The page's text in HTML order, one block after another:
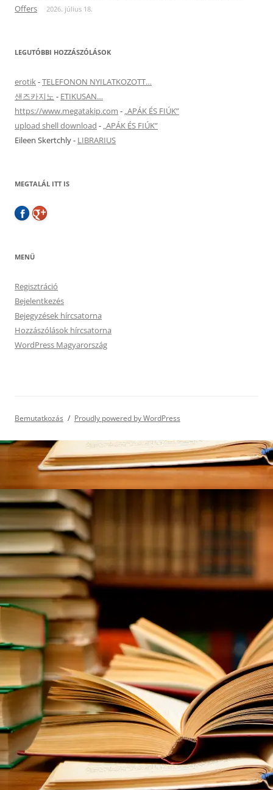
Offers
2026. július 18.
LEGUTÓBBI HOZZÁSZÓLÁSOK
erotik-TELEFONON NYILATKOZOTT…
샌즈카지노 - ETIKUSAN…
https://www.megatakip.com - „APÁK ÉS FIÚK”
upload shell download - „APÁK ÉS FIÚK”
Eileen Skertchly- LIBRARIUS
MEGTALÁL ITT IS
MENÜ
Regisztráció
Bejelentkezés
Bejegyzések hírcsatorna
Hozzászólások hírcsatorna
WordPress Magyarország
Bemutatkozás Proudly powered by WordPress